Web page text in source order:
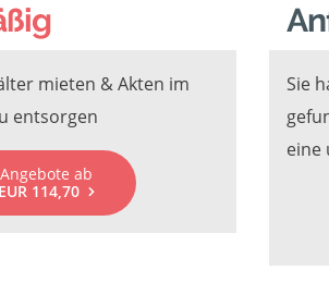
mieten & Akten im
entsorgen
Angebote ab
EUR 114,70
Sie
eine